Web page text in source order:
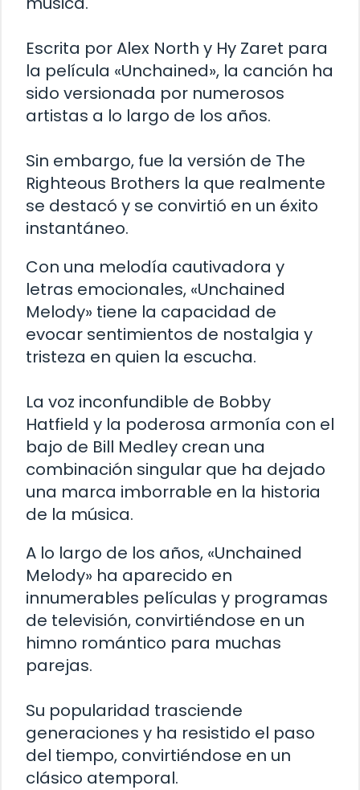
Escrita por Alex North y Hy Zaret para
la película «Unchained», la canción ha
sido versionada por numerosos
artistas a lo largo de los años.
Sin embargo, fue la versión de The
Righteous Brothers la que realmente
se destacó y se convirtió en un éxito
instantáneo.
Con una melodía cautivadora y
letras emocionales, «Unchained
Melody» tiene la capacidad de
evocar sentimientos de nostalgia y
tristeza en quien la escucha.
La voz inconfundible de Bobby
Hatfield y la poderosa armonía con el
bajo de Bill Medley crean una
combinación singular que ha dejado
una marca imborrable en la historia
de la música.
A lo largo de los años, «Unchained
Melody» ha aparecido en
innumerables películas y programas
de televisión, convirtiéndose en un
himno romántico para muchas
parejas.
Su popularidad trasciende
generaciones y ha resistido el paso
del tiempo, convirtiéndose en un
clásico atemporal.